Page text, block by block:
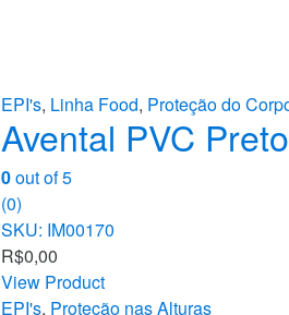
EPI's, Linha Food, Proteção do
Avental PVC Preto
0out of 5
(0)
SKU: IM00170
R$0,00
View Product
EPI's, Proteção nas Alturas